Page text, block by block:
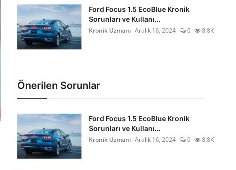
Ford Focus 1.5 EcoBlue Kronik
Sorunları ve Kullanı...
Kronik Uzmanı Aralık 16, 2024 0 8.8K
Önerilen Sorunlar
Ford Focus 1.5 EcoBlue Kronik
Sorunları ve Kullanı...
Kronik Uzmanı Aralık 16, 2024 0 8.8K